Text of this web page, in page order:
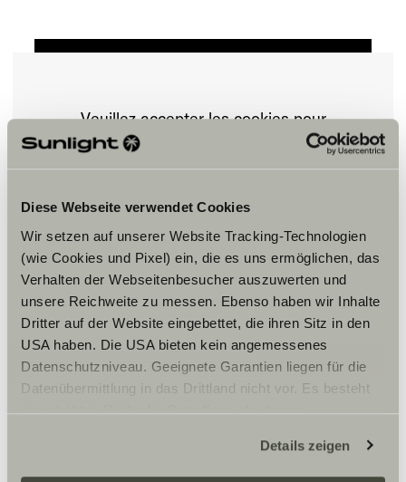
Diese Webseite verwendet Cookies
Wir setzen auf unserer Website Tracking-Technologien
(wie Cookies und Pixel) ein, die es uns ermöglichen, das
Verhalten der Webseitenbesucher auszuwerten und
unsere Reichweite zu messen. Ebenso haben wir Inhalte
Dritter auf der Website eingebettet, die ihren Sitz in den
USA haben. Die USA bieten kein angemessenes
Datenschutzniveau. Geeignete Garantien liegen für die
Datenübermittlung in das Drittland nicht vor. Es besteht
ein erhöhtes Risiko für Betroffene, da diesen
zustehen. Eingesetzte Dienstleister können Daten für
eigene Zwecke verarbeiten und mit anderen Daten
Details zeigen
Horaires d'ouverture
MARDI AU VENDREDI : 8H – 12H ET 14H – 18H
Veuillez accepter les cookies pour
afficher le contenu.
Paramètre des cookies